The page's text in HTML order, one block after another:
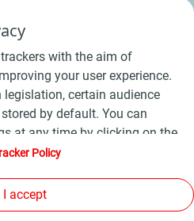
de Vente Bois
Conditions Générales d’Utilisation
with the aim of
your user experience.
certain audience
by default. You can
at any time by clicking on the
By clicking on the "Accept"
only the technical cookies
correctly will be used. For
Policy
I accept